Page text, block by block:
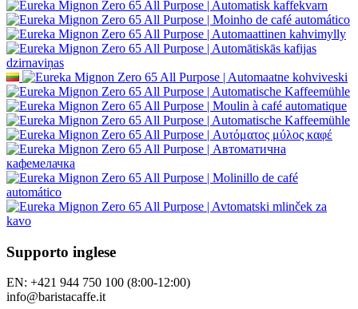
Supporto inglese
EN: +421 944 750 100 (8:00-12:00)
info@baristacaffe.it